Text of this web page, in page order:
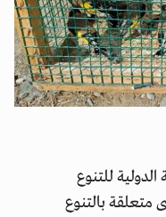
الاتفاقية الدولية للتنوع
متعلقة بالتنوع